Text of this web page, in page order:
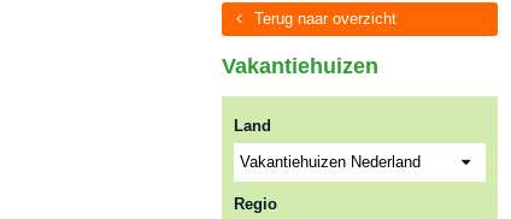
Terug naar overzicht
Vakantiehuizen
Land
Regio